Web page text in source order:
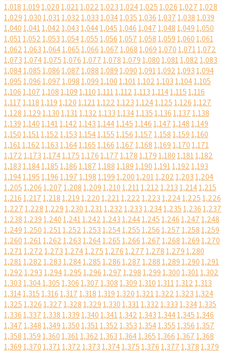
1,0181,0191,0201,0211,0221,0231,0241,0251,0261,0271,028
1,0291,0301,0311,0321,0331,0341,0351,0361,0371,0381,039
1,0401,0411,0421,0431,0441,0451,0461,0471,0481,0491,050
1,0511,0521,0531,0541,0551,0561,0571,0581,0591,0601,061
1,0621,0631,0641,0651,0661,0671,0681,0691,0701,0711,072
1,0731,0741,0751,0761,0771,0781,0791,0801,0811,0821,083
1,0841,0851,0861,0871,0881,0891,0901,0911,0921,0931,094
1,0951,0961,0971,0981,0991,1001,1011,1021,1031,1041,105
1,1061,1071,1081,1091,1101,1111,1121,1131,1141,1151,116
1,1171,1181,1191,1201,1211,1221,1231,1241,1251,1261,127
1,1281,1291,1301,1311,1321,1331,1341,1351,1361,1371,138
1,1391,1401,1411,1421,1431,1441,1451,1461,1471,1481,149
1,1501,1511,1521,1531,1541,1551,1561,1571,1581,1591,160
1,1611,1621,1631,1641,1651,1661,1671,1681,1691,1701,171
1,1721,1731,1741,1751,1761,1771,1781,1791,1801,1811,182
1,1831,1841,1851,1861,1871,1881,1891,1901,1911,1921,193
1,1941,1951,1961,1971,1981,1991,2001,2011,2021,2031,204
1,2051,2061,2071,2081,2091,2101,2111,2121,2131,2141,215
1,2161,2171,2181,2191,2201,2211,2221,2231,2241,2251,226
1,2271,2281,2291,2301,2311,2321,2331,2341,2351,2361,237
1,2381,2391,2401,2411,2421,2431,2441,2451,2461,2471,248
1,2491,2501,2511,2521,2531,2541,2551,2561,2571,2581,259
1,2601,2611,2621,2631,2641,2651,2661,2671,2681,2691,270
1,2711,2721,2731,2741,2751,2761,2771,2781,2791,280
1,2811,2821,2831,2841,2851,2861,2871,2881,2891,2901,291
1,2921,2931,2941,2951,2961,2971,2981,2991,3001,3011,302
1,3031,3041,3051,3061,3071,3081,3091,3101,3111,3121,313
1,3141,3151,3161,3171,3181,3191,3201,3211,3221,3231,324
1,3251,3261,3271,3281,3291,3301,3311,3321,3331,3341,335
1,3361,3371,3381,3391,3401,3411,3421,3431,3441,3451,346
1,3471,3481,3491,3501,3511,3521,3531,3541,3551,3561,357
1,3581,3591,3601,3611,3621,3631,3641,3651,3661,3671,368
1,3691,3701,3711,3721,3731,3741,3751,3761,3771,3781,379